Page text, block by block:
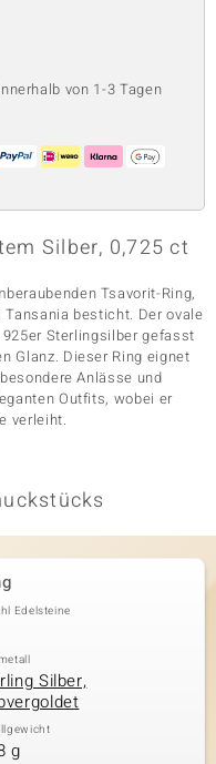
von 1-3 Tagen
Silber, 0,725 ct
Tsavorit-Ring,
besticht. Der ovale
Sterlingsilber gefasst
Glanz. Dieser Ring eignet
Anlässe und
Outfits, wobei er
verleiht.
Edelsteine
Silber,
g